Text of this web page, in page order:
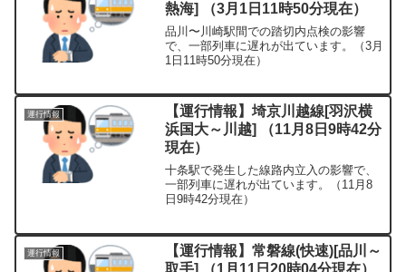
熱海] （3月1日11時50分現在）
品川〜川崎駅間での踏切内点検の影響
で、一部列車に遅れが出ています。（3月
1日11時50分現在）
運行情報
【運行情報】埼京川越線[羽沢横
浜国大～川越] （11月8日9時42分
現在）
十条駅で発生した線路内立入の影響で、
一部列車に遅れが出ています。（11月8
日9時42分現在）
運行情報
【運行情報】常磐線(快速)[品川～
取手] （1月11日20時04分現在）